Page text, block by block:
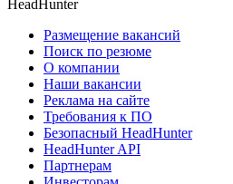
HeadHunter
Размещение вакансий
Поиск по резюме
О компании
Наши вакансии
Реклама на сайте
Требования к ПО
Безопасный HeadHunter
HeadHunter API
Партнерам